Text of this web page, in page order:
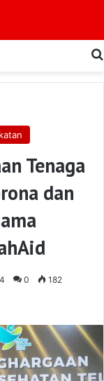
Tenaga
dan
0 182